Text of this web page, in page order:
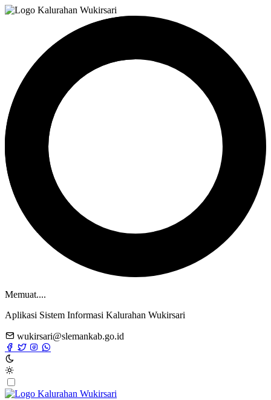
Memuat....
Aplikasi Sistem Informasi Kalurahan Wukirsari
wukirsari@slemankab.go.id